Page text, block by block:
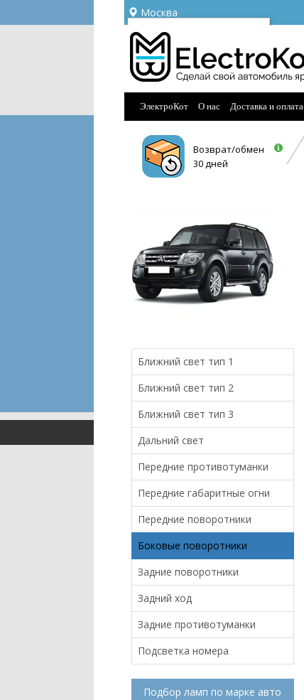
Москва
Ваш город —
Угадали?
ЭлектроКот О нас Доставка и оплата
Возврат/обмен
30 дней
Ближний свет тип 1
Ближний свет тип 2
Ближний свет тип 3
Дальний свет
Передние противотуманки
Передние габаритные огни
Передние поворотники
Боковые поворотники
Задние поворотники
Задний ход
Задние противотуманки
Подсветка номера
Подбор ламп по марке авто